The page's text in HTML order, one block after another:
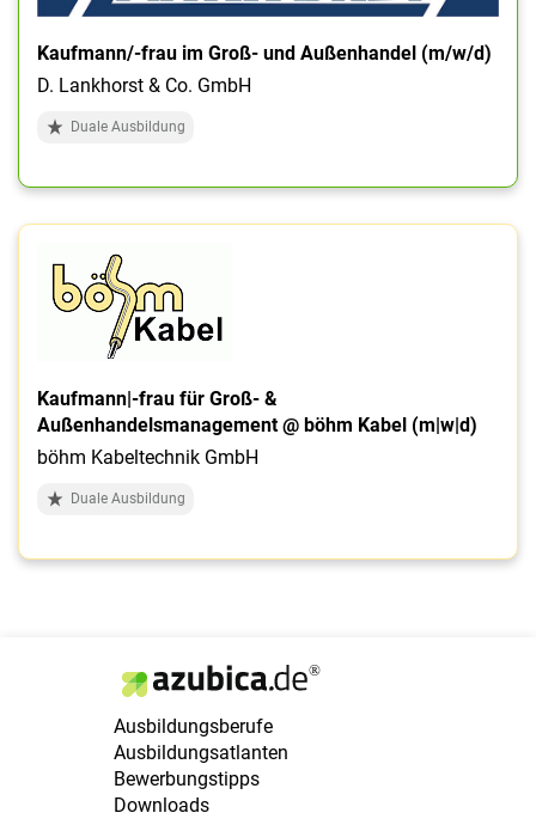
Kaufmann/-frau im Groß- und Außenhandel (m/w/d)
D. Lankhorst & Co. GmbH
Duale Ausbildung
Kaufmann|-frau für Groß- &
Außenhandelsmanagement @ böhm Kabel (m|w|d)
böhm Kabeltechnik GmbH
Duale Ausbildung
Ausbildungsberufe
Ausbildungsatlanten
Bewerbungstipps
Downloads